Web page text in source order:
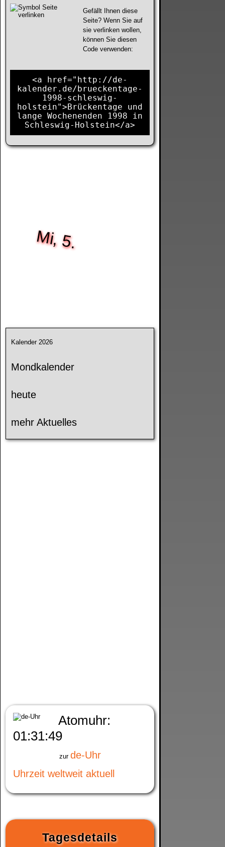
Gefällt Ihnen diese
Seite? Wenn Sie auf
sie verlinken wollen,
können Sie diesen
Code verwenden:
<a href="http://de-
kalender.de/brueckentage-
1998-schleswig-
holstein">Brückentage und
lange Wochenenden 1998 in
Schleswig-Holstein</a>
Mi, 5.
Kalender 2026
Mondkalender
heute
mehr Aktuelles
Atomuhr:
01:31:49
zur de-Uhr
Uhrzeit weltweit aktuell
Tagesdetails